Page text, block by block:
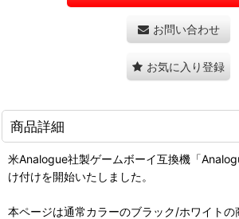
お問い合わせ
お気に入り登録
商品詳細
米Analogue社製ゲームボーイ互換機「
け付けを開始いたしました。
本ページは通常カラーのブラック/ホワイト